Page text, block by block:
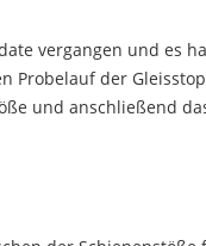
vergangen und es
der
und anschließend